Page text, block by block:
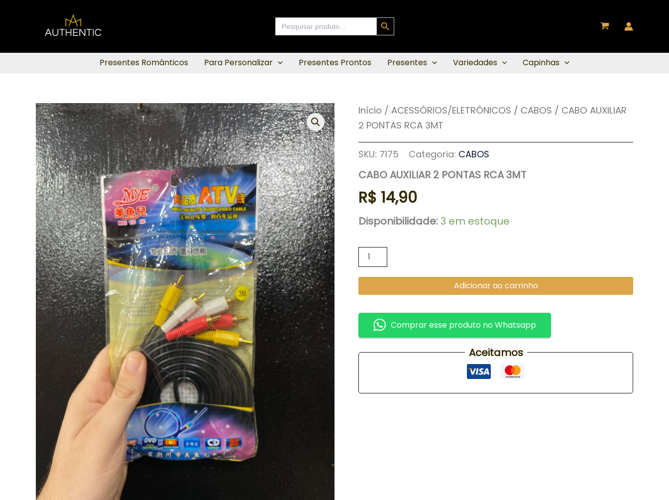
conteúdo
Search
for:
Search Button
Presentes Românticos Para Personalizar Presentes Prontos Presentes Variedades Capinhas
Início / ACESSÓRIOS/ELETRÔNICOS / CABOS / CABO AUXILIAR
2 PONTAS RCA 3MT
SKU: 7175 Categoria: CABOS
CABO AUXILIAR 2 PONTAS RCA 3MT
R$ 14,90
Disponibilidade:3 em estoque
CABO
AUXILIAR
2
3MT
Adicionar ao carrinho
Comprar esse produto no Whatsapp
Aceitamos